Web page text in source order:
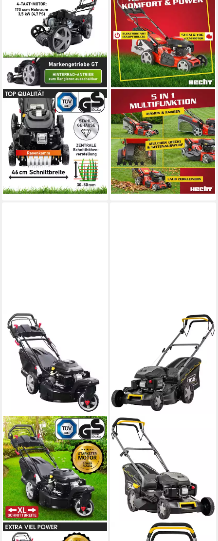
BRAST
Benzinrasenmäher mit
Antrieb 3,5kW(4,76PS)
46 cm Schnittbreite
199,99 €
18,27 €mtl. in 12 Raten
lieferbar - in 2-3 Werktagen bei dir
Benzinrasenmäher 551 SXE
mit Radantrieb Elektrostart
51 cm Schnittbreite
2,5 - 7,5 cm Schnitthöhe
65 l Größe Auffangbehälter
(20)
399,99 €
19,87 €mtl. in 24 Raten
lieferbar - in 2-3 Werktagen bei dir
BRAST